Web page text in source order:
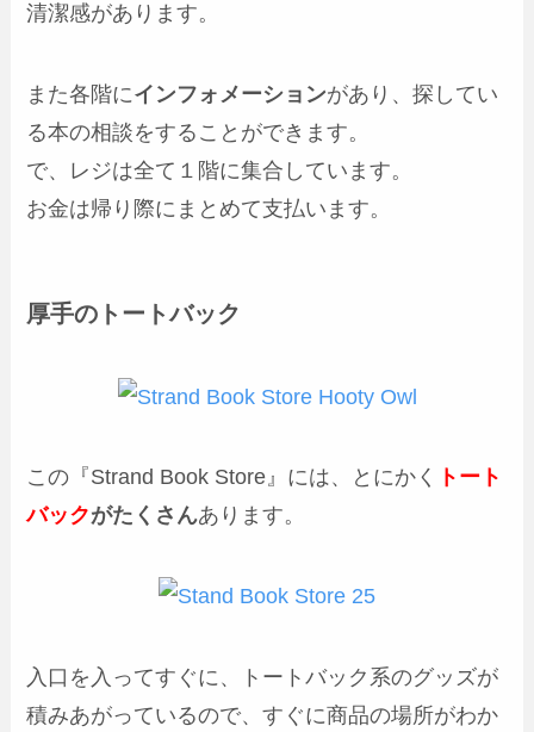
清潔感があります。
また各階にインフォメーションがあり、探してい
る本の相談をすることができます。
で、レジは全て１階に集合しています。
お金は帰り際にまとめて支払います。
厚手のトートバック
この『Strand Book Store』には、とにかく
トート
バックがたくさんあります。
入口を入ってすぐに、トートバック系のグッズが
積みあがっているので、すぐに商品の場所がわか